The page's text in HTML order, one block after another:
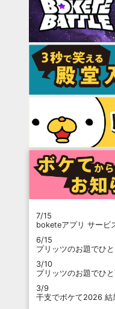
7/15
boketeアプリ サービ
6/15
プリッツのお題でひ
3/10
プリッツのお題でひ
3/9
干支でボケて2026 結